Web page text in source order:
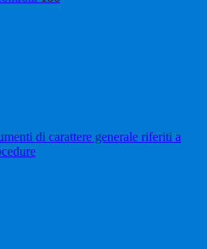
di carattere generale riferiti a